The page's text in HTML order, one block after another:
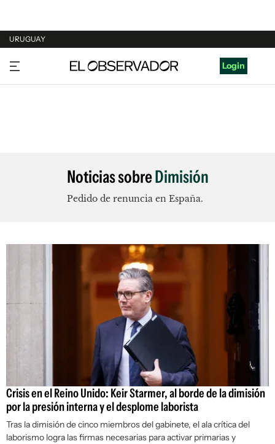
URUGUAY
URUGUAY
ARGENTINA
Login
Noticias sobreDimisión
Pedido de renuncia en España.
Crisis en el Reino Unido: Keir Starmer, al borde de la dimisión
por la presión interna y el desplome laborista
Tras la dimisión de cinco miembros del gabinete, el ala crítica del
laborismo logra las firmas necesarias para activar primarias y